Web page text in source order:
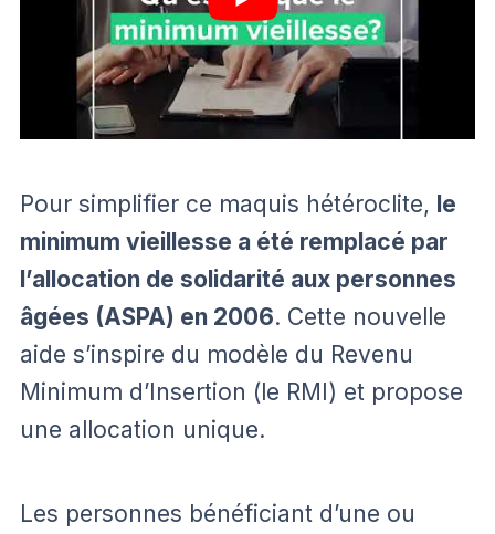
Pour simplifier ce maquis hétéroclite, le
minimum vieillesse a été remplacé par
l’allocation de solidarité aux personnes
âgées (ASPA) en 2006. Cette nouvelle
aide s’inspire du modèle du Revenu
Minimum d’Insertion (le RMI) et propose
une allocation unique.
Les personnes bénéficiant d’une ou